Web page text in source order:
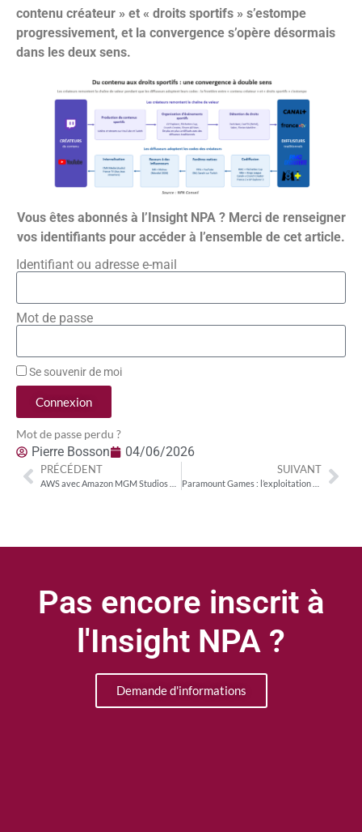
contenu créateur » et « droits sportifs » s’estompe
progressivement, et la convergence s’opère désormais
dans les deux sens.
Vous êtes abonnés à l’Insight NPA ? Merci de renseigner
vos identifiants pour accéder à l’ensemble de cet article.
Identifiant ou adresse e-mail
Mot de passe
Se souvenir de moi
Connexion
Mot de passe perdu ?
Pierre Bosson 04/06/2026
PRÉCÉDENT SUIVANT
Pas encore inscrit à
l'Insight NPA ?
Demande d'informations